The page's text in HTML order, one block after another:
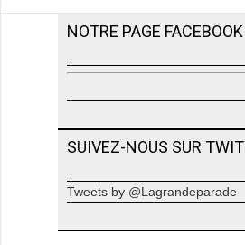
NOTRE PAGE FACEBOOK
SUIVEZ-NOUS SUR
Tweets by @Lagrandeparade